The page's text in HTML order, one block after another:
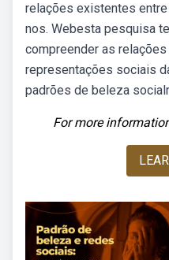
relações existentes
nos. Webesta pesquisa
compreender as
representações sociais
padrões de beleza
For more